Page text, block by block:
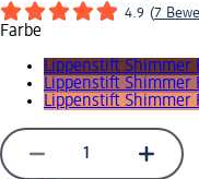
4.9 (7
Farbe
Lippenstift Shimmer
Lippenstift Shimmer
Lippenstift Shimmer